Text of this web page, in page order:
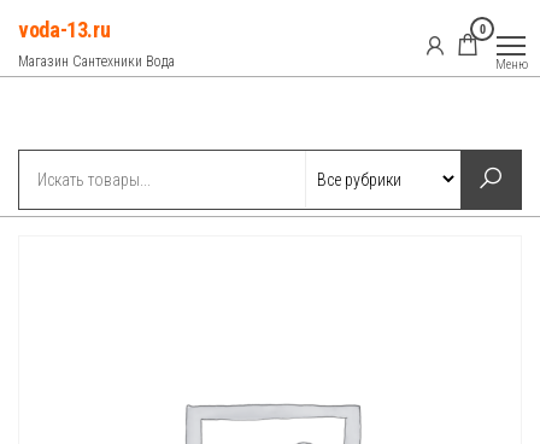
Перейти
содержимому
voda-13.ru
Магазин Сантехники Вода
0
Меню